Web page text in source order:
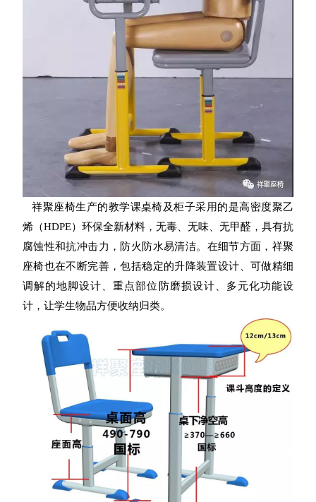
祥聚座椅生产的教学课桌椅及柜子采用的是高密度聚乙
烯（HDPE）环保全新材料，无毒、无味、无甲醛，具有抗
腐蚀性和抗冲击力，防火防水易清洁。 在细节方面，祥聚
座椅也在不断完善，包括稳定的升降装置设计、可做精细
调解的地脚设计、重点部位防磨损设计、多元化功能设
计，让学生物品方便收纳归类。